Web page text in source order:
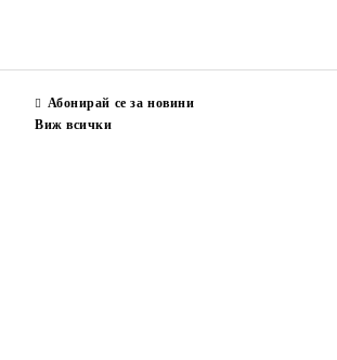
Абонирай се за новини
Виж всички